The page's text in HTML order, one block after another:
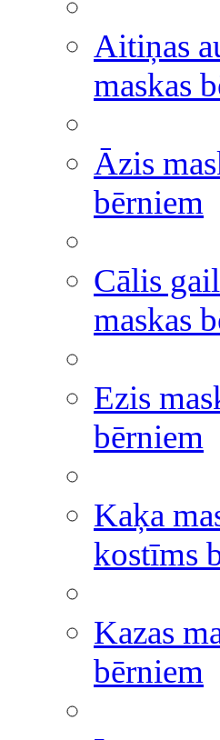
Aitiņas
maskas
Āzis
bērniem
Cālis
maskas
Ezis
bērniem
Kaķa
kostīms
Kazas
bērniem